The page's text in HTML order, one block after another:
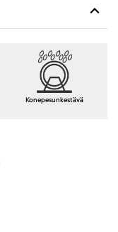
Konepesunkestävä